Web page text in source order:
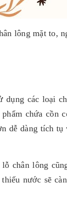
lông mặt to,
dụng các loại
chứa
dễ dàng tích
chân lông
nước sẽ